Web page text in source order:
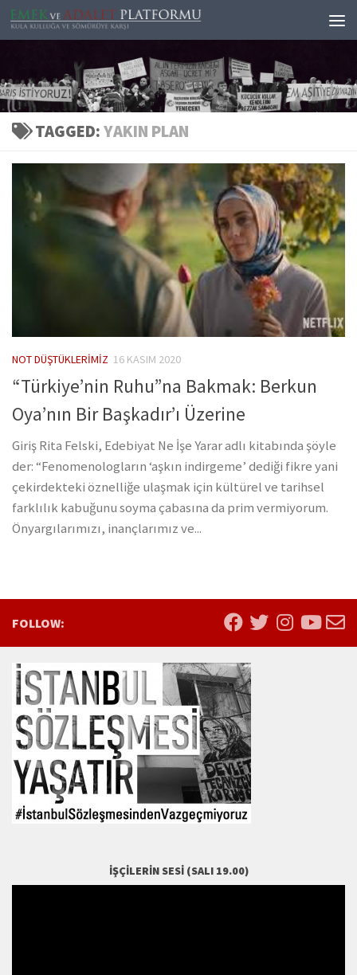
Skip to content
TAGGED:YAKIN PLAN
NOT DÜŞTÜKLERIMIZ 16 KASIM 2020
“Türkiye’nin Ruhu”na Bakmak: Berkun
Oya’nın Bir Başkadır’ı Üzerine
Giriş Rita Felski, Edebiyat Ne İşe Yarar adlı kitabında şöyle
der: “Fenomenologların ‘aşkın indirgeme’ dediği fikre yani
çekirdekteki öznelliğe ulaşmak için kültürel ve tarihsel
farklılık kabuğunu soyma çabasına da prim vermiyorum.
Önyargılarımızı, inançlarımız ve...
FOLLOW:
İŞÇILERIN SESI (SALI 19.00)